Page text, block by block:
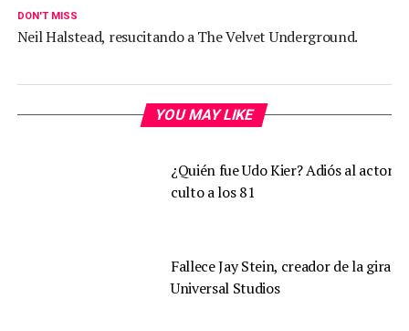
DON'T MISS
Neil Halstead, resucitando a The Velvet Underground.
YOU MAY LIKE
¿Quién fue Udo Kier? Adiós al actor
culto a los 81
Fallece Jay Stein, creador de la gira de
Universal Studios